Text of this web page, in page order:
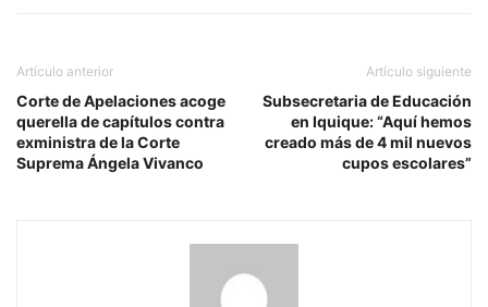
Artículo anterior
Corte de Apelaciones acoge
querella de capítulos contra
exministra de la Corte
Suprema Ángela Vivanco
Artículo siguiente
Subsecretaria de Educación
en Iquique: “Aquí hemos
creado más de 4 mil nuevos
cupos escolares”